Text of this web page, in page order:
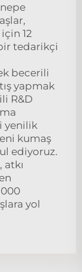
12
tedarikçi
becerili
yapmak
R&D
yenilik
kumaş
ediyoruz.
yol